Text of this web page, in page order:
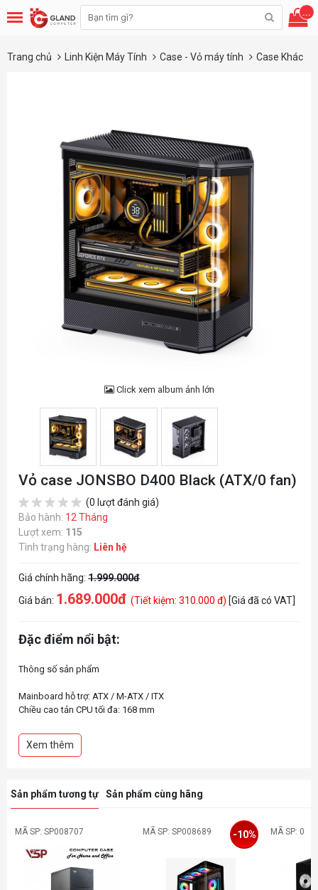
...
Trang chủ Linh Kiện Máy Tính Case - Vỏ máy tính Case Khác
Click xem album ảnh lớn
Vỏ case JONSBO D400 Black (ATX/0 fan)
(0 lượt đánh giá)
Bảo hành: 12 Tháng
Lượt xem: 115
Tình trạng hàng: Liên hệ
Giá chính hãng: 1.999.000đ
Giá bán: 1.689.000đ (Tiết kiệm: 310.000 đ) [Giá đã có VAT]
Đặc điểm nổi bật:
Thông số sản phẩm
Mainboard hỗ trợ: ATX / M-ATX / ITX
Chiều cao tản CPU tối đa: 168 mm
Hỗ trợ PSU: Dài tối đa 220 mm (PSU ATX)
Cổng I/O phía trước: 1 x USB-C 3.2 Gen2, 1 x USB 3.0, Audio
Hỗ trợ quạt sau: 1 x 120mm
Xem thêm
Sản phẩm tương tự Sản phẩm cùng hãng
MÃ SP: SP008707 MÃ SP: SP008689 -10% MÃ SP: 0